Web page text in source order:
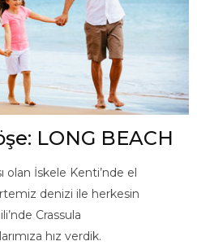
LONG BEACH
olan İskele Kenti’nde el
denizi ile herkesin
Crassula
hız verdik.